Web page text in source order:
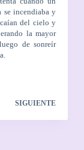
se incendiaba y
del cielo y
la mayor
de sonreír
SIGUIENTE